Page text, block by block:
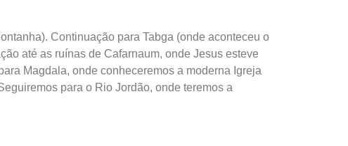
Continuação para Tabga (onde aconteceu o
até as ruínas de Cafarnaum, onde Jesus esteve
Magdala, onde conheceremos a moderna Igreja
para o Rio Jordão, onde teremos a